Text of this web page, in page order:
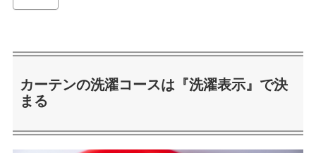
カーテンの洗濯コースは『洗濯表示』で決
まる